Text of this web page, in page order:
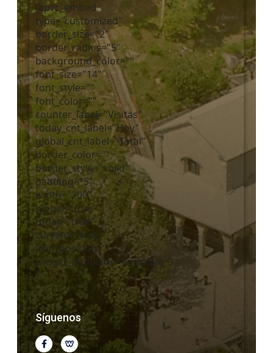
[apvc_embed
type="customized"
border_size="2"
border_radius="5"
background_color=""
font_size="14"
font_style=""
font_color=""
counter_label="Visitas"
today_cnt_label="Hoy"
global_cnt_label="Total"
border_color=""
border_style="solid"
padding="5"
width="200"
global="true"
today="true"
current="true"
icon_position=""
widget_template="template_3"
]
Síguenos